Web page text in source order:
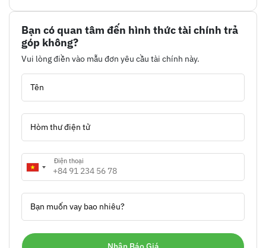
Bạn có quan tâm đến hình thức tài chính trả
góp không?
Vui lòng điền vào mẫu đơn yêu cầu tài chính này.
Tên
Hòm thư điện tử
Điện thoại
Bạn muốn vay bao nhiêu?